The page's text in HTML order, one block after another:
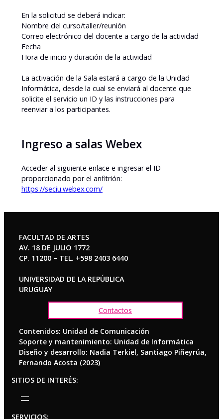
En la solicitud se deberá indicar:
Nombre del curso/taller/reunión
Correo electrónico del docente a cargo de la actividad
Fecha
Hora de inicio y duración de la actividad
La activación de la Sala estará a cargo de la Unidad
Informática, desde la cual se enviará al docente que
solicite el servicio un ID y las instrucciones para
reenviar a los participantes.
Ingreso a salas Webex
Acceder al siguiente enlace e ingresar el ID
proporcionado por el anfitrión:
https://seciu.webex.com/
FACULTAD DE ARTES
AV. 18 DE JULIO 1772
CP. 11200 – TEL. +598 2403 6440
UNIVERSIDAD DE LA REPÚBLICA
URUGUAY
Contactos
Contenidos: Unidad de Comunicación
Soporte y mantenimiento: Unidad de Informática
Diseño y desarrollo: Nadia Terkiel, Santiago Piñeyrúa,
Fernando Acosta (2023)
SITIOS DE INTERÉS:
SERVICIOS: